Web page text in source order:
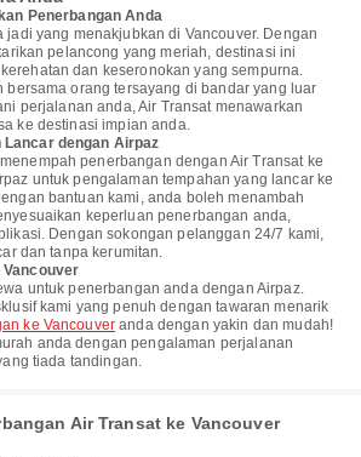
Penerbangan Anda
yang menakjubkan di Vancouver. Dengan
pelancong yang meriah, destinasi ini
dan keseronokan yang sempurna.
bersama orang tersayang di bandar yang luar
perjalanan anda, Air Transat menawarkan
ke destinasi impian anda.
Lancar dengan Airpaz
penerbangan dengan Air Transat ke
untuk pengalaman tempahan yang lancar ke
bantuan kami, anda boleh menambah
keperluan penerbangan anda,
Dengan sokongan pelanggan 24/7 kami,
dan tanpa kerumitan.
Vancouver
untuk penerbangan anda dengan Airpaz.
kami yang penuh dengan tawaran menarik
ke Vancouver anda dengan yakin dan mudah!
anda dengan pengalaman perjalanan
tiada tandingan.
Air Transat ke Vancouver